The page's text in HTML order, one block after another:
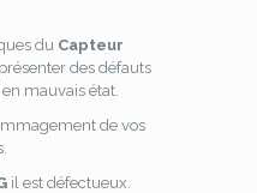
du Capteur
des défauts
mauvais état.
de vos
il est défectueux.